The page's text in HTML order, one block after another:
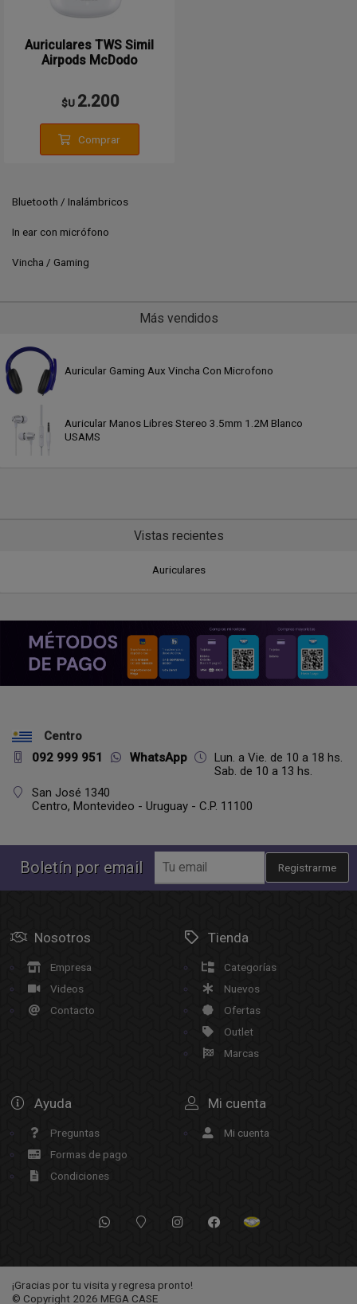
Bluetooth / Inalámbricos
In ear con micrófono
Vincha / Gaming
Más vendidos
Auricular Gaming Aux Vincha Con Microfono
Auricular Manos Libres Stereo 3.5mm 1.2M Blanco
USAMS
Auriculares TWS Simil
Airpods McDodo
$U 2.200
Comprar
Vistas recientes
Auriculares
Centro
092 999 951
WhatsApp
Lun. a Vie. de 10 a 18 hs.
Sab. de 10 a 13 hs.
San José 1340
Centro, Montevideo - Uruguay - C.P. 11100
Boletín por email Registrarme
Nosotros
Empresa
Videos
Contacto
Tienda
Categorías
Nuevos
Ofertas
Outlet
Marcas
Ayuda
Preguntas
Formas de pago
Condiciones
Mi cuenta
Mi cuenta
¡Gracias por tu visita y regresa pronto!
© Copyright 2026 MEGA CASE